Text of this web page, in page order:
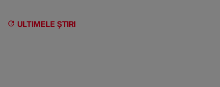
ULTIMELE ȘTIRI